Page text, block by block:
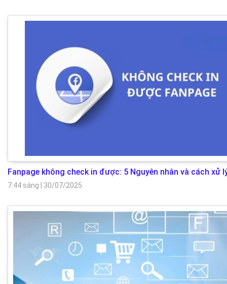
Fanpage không check in được: 5 Nguyên nhân và cách xử
7:44 sáng 30/07/2025